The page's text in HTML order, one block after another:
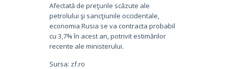
Afectată de preţurile scăzute ale
petrolului şi sancţiunile occidentale,
economia Rusia se va contracta probabil
cu 3,7% în acest an, potrivit estimărilor
recente ale ministerului.
Sursa: zf.ro